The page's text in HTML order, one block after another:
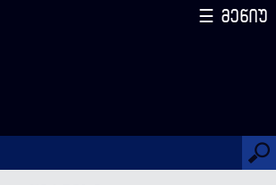
☰ მენიუ